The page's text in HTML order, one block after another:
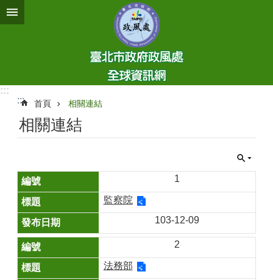
跳到主要內容區塊
:::
:::
首頁 相關連結
相關連結
1
監察院
103-12-09
2
法務部